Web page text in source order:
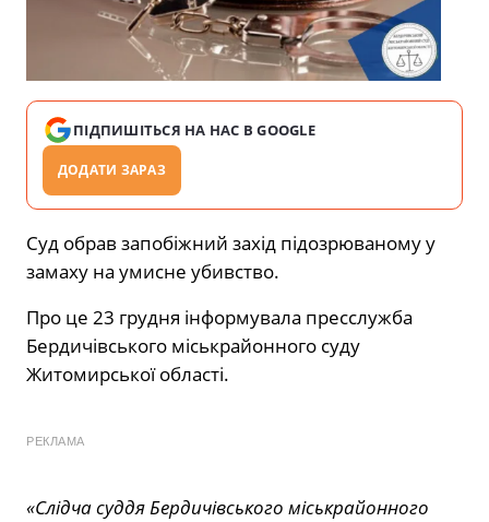
ПІДПИШІТЬСЯ НА НАС В GOOGLE
ДОДАТИ ЗАРАЗ
Суд обрав запобіжний захід підозрюваному у
замаху на умисне убивство.
Про це 23 грудня інформувала пресслужба
Бердичівського міськрайонного суду
Житомирської області.
РЕКЛАМА
«Слідча суддя Бердичівського міськрайонного